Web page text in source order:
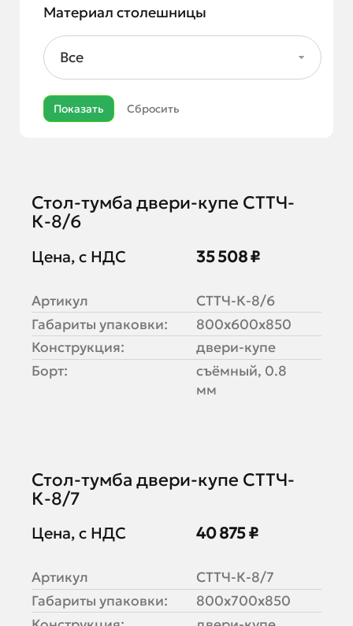
Материал столешницы
Все
Стол-тумба двери-купе СТТЧ-
К-8/6
Цена, с НДС 35 508 ₽
Артикул
СТТЧ-К-8/6
Габариты упаковки:
800х600х850
Конструкция:
двери-купе
Борт:
съёмный, 0.8
мм
Стол-тумба двери-купе СТТЧ-
К-8/7
Цена, с НДС 40 875 ₽
Артикул
СТТЧ-К-8/7
Габариты упаковки:
800х700х850